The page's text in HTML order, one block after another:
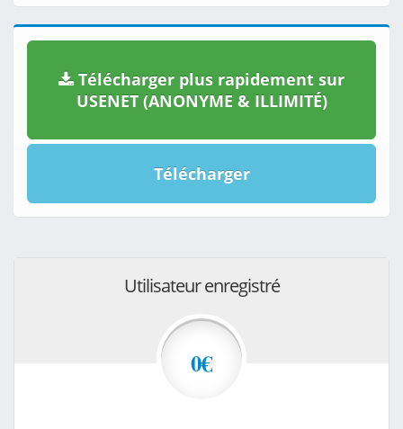
Télécharger plus rapidement sur
USENET (ANONYME & ILLIMITÉ)
Télécharger
Utilisateur enregistré
0€